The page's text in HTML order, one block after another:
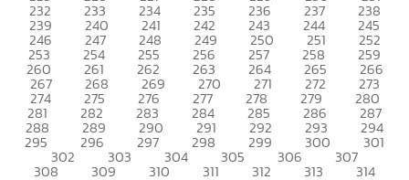
232 233 234 235 236 237 238
239 240 241 242 243 244 245
246 247 248 249 250 251 252
253 254 255 256 257 258 259
260 261 262 263 264 265 266
267 268 269 270 271 272 273
274 275 276 277 278 279 280
281 282 283 284 285 286 287
288 289 290 291 292 293 294
295 296 297 298 299 300 301
302 303 304 305 306 307
308 309 310 311 312 313 314